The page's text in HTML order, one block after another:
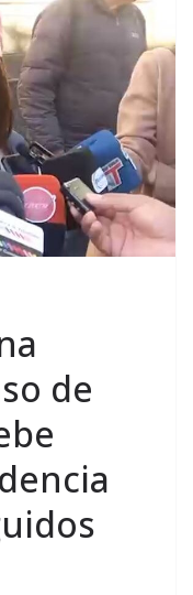
de